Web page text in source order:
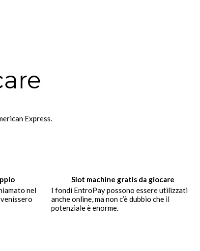
Express.
Slot machine gratis da giocare
nel
I fondi EntroPay possono essere utilizzati
anche online, ma non c’è dubbio che il
potenziale è enorme.